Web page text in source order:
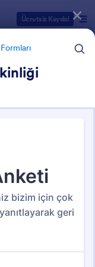
Ücretsiz Kaydol